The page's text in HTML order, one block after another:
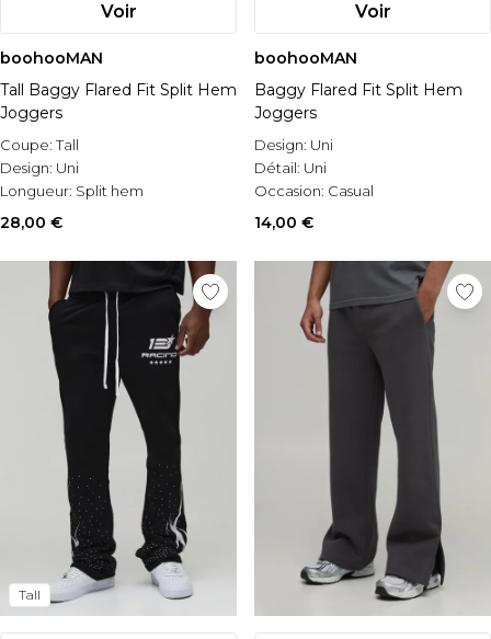
Voir
boohooMAN
Tall Baggy Flared Fit Split Hem
Joggers
Coupe:Tall
Design: Uni
Longueur: Split hem
28,00 €
Voir
boohooMAN
Baggy Flared Fit Split Hem
Joggers
Design: Uni
Détail: Uni
Occasion: Casual
14,00 €
Tall